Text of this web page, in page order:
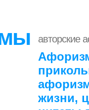
авторские
жизни,